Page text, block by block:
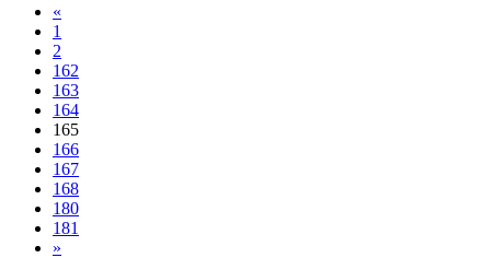
«
1
2
162
163
164
165
166
167
168
180
181
»